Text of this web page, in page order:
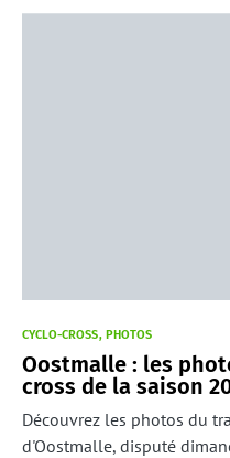
CYCLO-CROSS PHOTOS
Oostmalle : les
cross de la saison
Découvrez les photos du
d'Oostmalle, disputé